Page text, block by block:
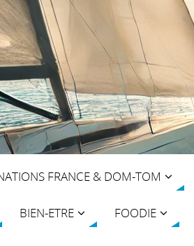
FRANCE & DOM-TOM
BIEN-ETRE FOODIE